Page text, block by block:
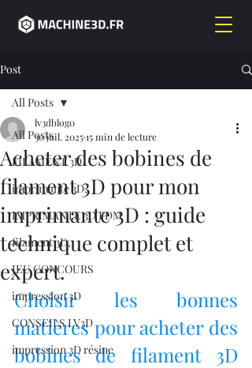
Post
All Posts
FILAMENT 3D
imprimante 3D,
IMPRIMANTE 3D FDM
filament 3D,
JEU CONCOURS
impression 3D
CONSEILS LV3D
impression 3D résine
All Posts
Acheter des bobines de
filament 3D pour mon
imprimante 3D : guide
technique complet et
expert.
lv3dblog0
30 juil. 202515 min de lecture
Choisir les bonnes
matières pour acheter des
bobines de filament 3D